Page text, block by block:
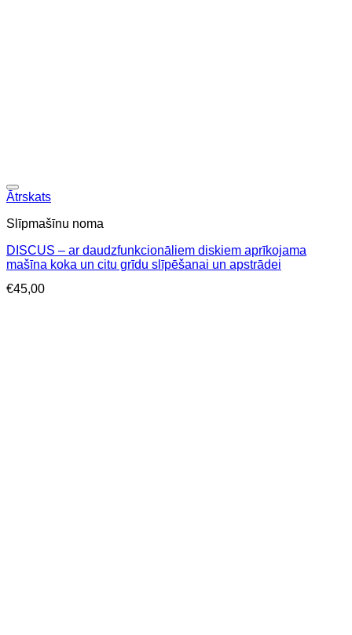
Ātrskats
Slīpmašīnu noma
DISCUS – ar daudzfunkcionāliem diskiem aprīkojama
mašīna koka un citu grīdu slīpēšanai un apstrādei
€45,00